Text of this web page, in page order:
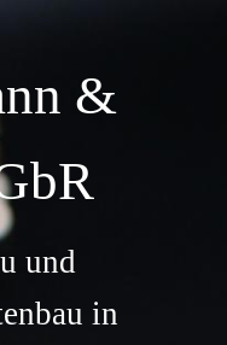
&
und
in